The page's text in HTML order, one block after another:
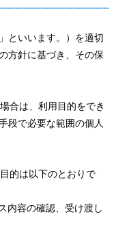
といいます。）を適切
方針に基づき、その保
合は、利用目的をでき
段で必要な範囲の個人
的は以下のとおりで
内容の確認、受け渡し